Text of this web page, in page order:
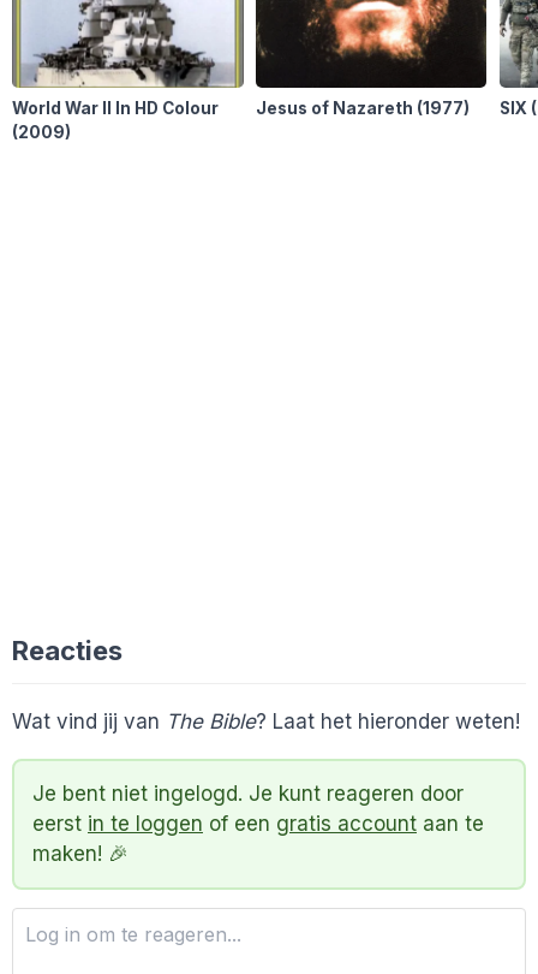
World War II In HD Colour
(2009)
Jesus of Nazareth (1977) SIX
Reacties
Wat vind jij van The Bible? Laat het hieronder weten!
Je bent niet ingelogd. Je kunt reageren door
eerst in te loggen of een gratis account aan te
maken! 🎉